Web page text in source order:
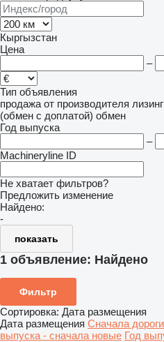
Кыргызстан
Цена
–
Тип объявления
продажа от производителя лизинг
(обмен с доплатой) обмен
Год выпуска
–
Machineryline ID
Не хватает фильтров?
Предложить изменение
Найдено:
-
показать
1 объявление: Найдено
Фильтр
Сортировка: Дата размещения
Дата размещения Сначала
выпуска - сначала новые Год